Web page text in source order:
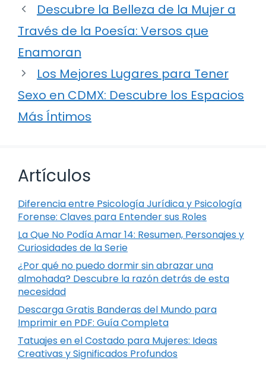
Descubre la Belleza de la Mujer a
Través de la Poesía: Versos que
Enamoran
Los Mejores Lugares para Tener
Sexo en CDMX: Descubre los Espacios
Más Íntimos
Artículos
Diferencia entre Psicología Jurídica y Psicología
Forense: Claves para Entender sus Roles
La Que No Podía Amar 14: Resumen, Personajes y
Curiosidades de la Serie
¿Por qué no puedo dormir sin abrazar una
almohada? Descubre la razón detrás de esta
necesidad
Descarga Gratis Banderas del Mundo para
Imprimir en PDF: Guía Completa
Tatuajes en el Costado para Mujeres: Ideas
Creativas y Significados Profundos